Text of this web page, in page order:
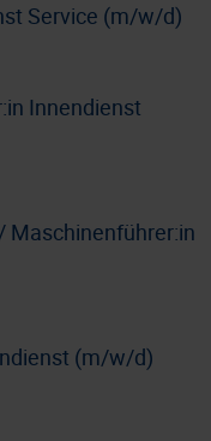
Service (m/w/d)
Innendienst
Maschinenführer:in
(m/w/d)